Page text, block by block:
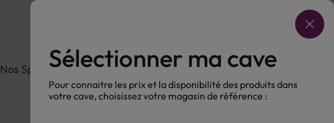
Choisir ma cave
Nos Spiritueux Nos Bières Sans alcool
Sélectionner ma cave
Pour connaitre les prix et la disponibilité des produits dans
votre cave, choisissez votre magasin de référence :